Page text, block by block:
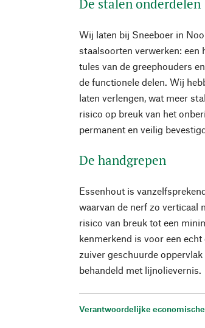
De stalen onderdelen
Wij laten bij Sneeboer in
staalsoorten verwerken: een
tules van de greephouders
de functionele delen. Wij
laten verlengen, wat meer
risico op breuk van het
permanent en veilig
De handgrepen
Essenhout is
waarvan de nerf zo verticaal
risico van breuk tot een
kenmerkend is voor een
zuiver geschuurde
behandeld met lijnolievernis.
Verantwoordelijke